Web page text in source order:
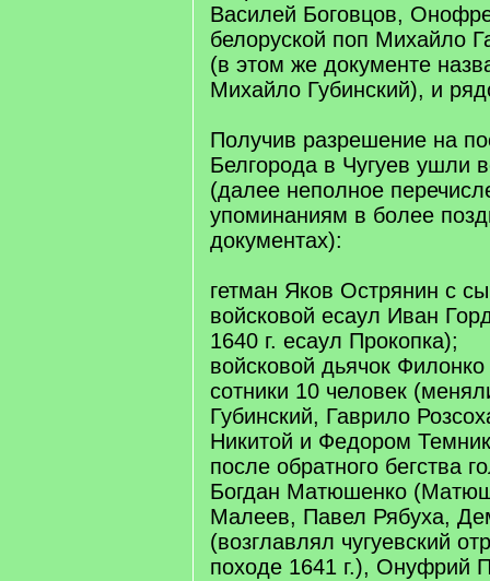
Василей Боговцов,
белоруской поп Михайло
(в этом же документе
Михайло Губинский), и
Получив разрешение на
Белгорода в Чугуев ушли
(далее неполное
упоминаниям в более
документах):
гетман Яков Острянин с
войсковой есаул Иван
1640 г. есаул Прокопка);
войсковой дьячок
сотники 10 человек
Губинский, Гаврило
Никитой и Федором
после обратного бегства
Богдан Матюшенко
Малеев, Павел Рябуха,
(возглавлял чугуевский
походе 1641 г.), Онуфрий